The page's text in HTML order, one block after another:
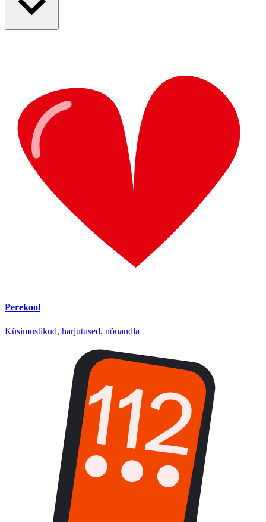
Perekool
Küsimustikud, harjutused, nõuandla